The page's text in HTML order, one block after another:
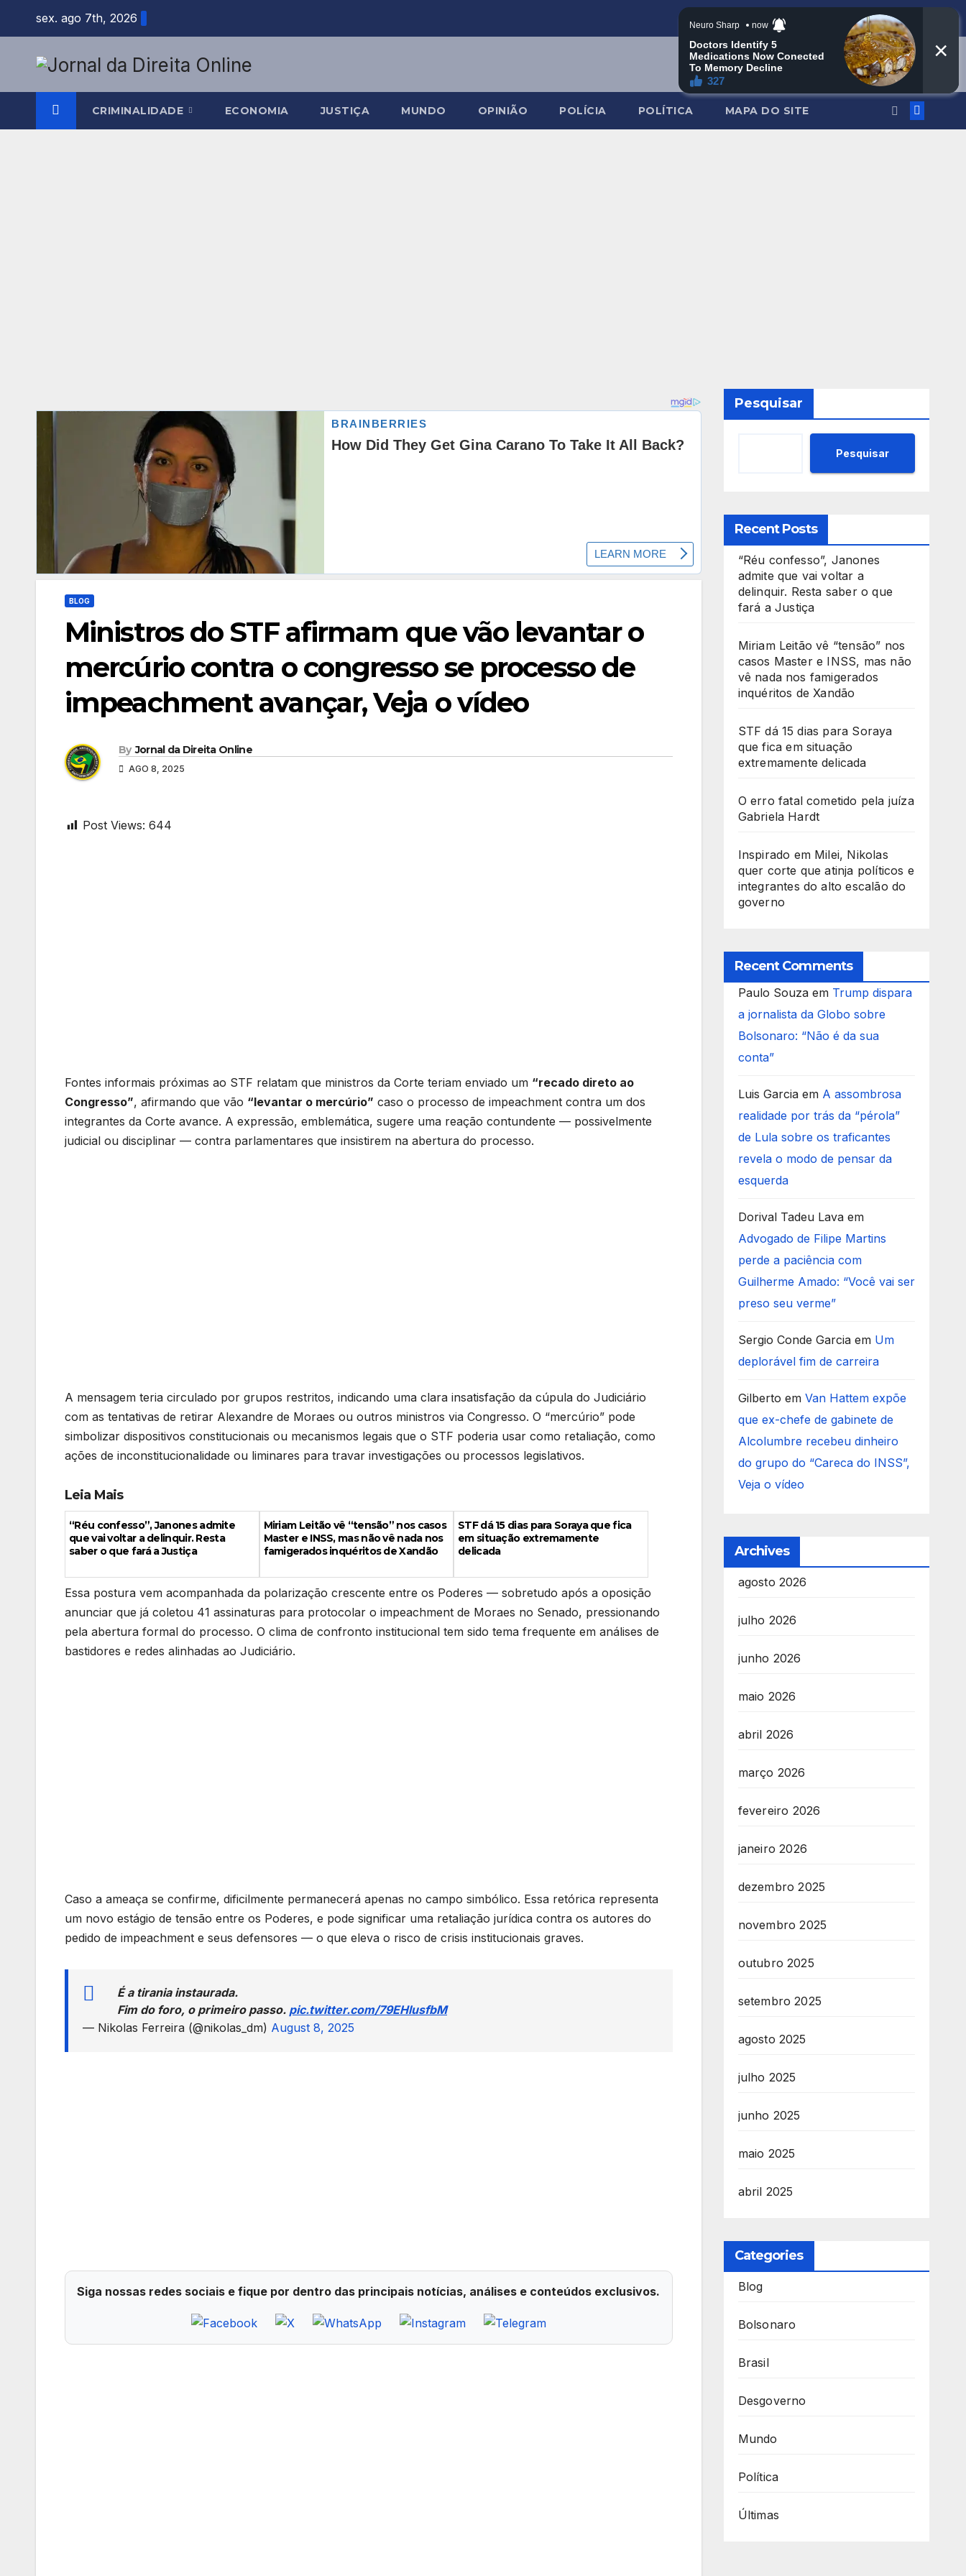
content
sex. ago 7th, 2026
CRIMINALIDADE ECONOMIA JUSTIÇA MUNDO OPINIÃO POLÍCIA POLÍTICA MAPA DO SITE
BLOG
Ministros do STF afirmam que vão levantar o
mercúrio contra o congresso se processo de
impeachment avançar, Veja o vídeo
By Jornal da Direita Online
AGO 8, 2025
Post Views: 644
Fontes informais próximas ao STF relatam que ministros da Corte teriam enviado um “recado direto ao
Congresso”, afirmando que vão “levantar o mercúrio” caso o processo de impeachment contra um dos
integrantes da Corte avance. A expressão, emblemática, sugere uma reação contundente — possivelmente
judicial ou disciplinar — contra parlamentares que insistirem na abertura do processo.
A mensagem teria circulado por grupos restritos, indicando uma clara insatisfação da cúpula do Judiciário
com as tentativas de retirar Alexandre de Moraes ou outros ministros via Congresso. O “mercúrio” pode
simbolizar dispositivos constitucionais ou mecanismos legais que o STF poderia usar como retaliação, como
ações de inconstitucionalidade ou liminares para travar investigações ou processos legislativos.
Leia Mais
“Réu confesso”, Janones admite
que vai voltar a delinquir. Resta
saber o que fará a Justiça
Miriam Leitão vê “tensão” nos casos
Master e INSS, mas não vê nada nos
famigerados inquéritos de Xandão
STF dá 15 dias para Soraya que fica
em situação extremamente
delicada
Essa postura vem acompanhada da polarização crescente entre os Poderes — sobretudo após a oposição
anunciar que já coletou 41 assinaturas para protocolar o impeachment de Moraes no Senado, pressionando
pela abertura formal do processo. O clima de confronto institucional tem sido tema frequente em análises de
bastidores e redes alinhadas ao Judiciário.
Caso a ameaça se confirme, dificilmente permanecerá apenas no campo simbólico. Essa retórica representa
um novo estágio de tensão entre os Poderes, e pode significar uma retaliação jurídica contra os autores do
pedido de impeachment e seus defensores — o que eleva o risco de crisis institucionais graves.
É a tirania instaurada.
Fim do foro, o primeiro passo. pic.twitter.com/79EHlusfbM
— Nikolas Ferreira (@nikolas_dm) August 8, 2025
Siga nossas redes sociais e fique por dentro das principais notícias, análises e conteúdos exclusivos.
Pesquisar
Pesquisar
Recent Posts
“Réu confesso”, Janones
admite que vai voltar a
delinquir. Resta saber o que
fará a Justiça
Miriam Leitão vê “tensão” nos
casos Master e INSS, mas não
vê nada nos famigerados
inquéritos de Xandão
STF dá 15 dias para Soraya
que fica em situação
extremamente delicada
O erro fatal cometido pela juíza
Gabriela Hardt
Inspirado em Milei, Nikolas
quer corte que atinja políticos e
integrantes do alto escalão do
governo
Recent Comments
Paulo Souzaem Trump dispara
a jornalista da Globo sobre
Bolsonaro: “Não é da sua
conta”
Luis Garciaem A assombrosa
realidade por trás da “pérola”
de Lula sobre os traficantes
revela o modo de pensar da
esquerda
Dorival Tadeu Lavaem
Advogado de Filipe Martins
perde a paciência com
Guilherme Amado: “Você vai ser
preso seu verme”
Sergio Conde Garciaem Um
deplorável fim de carreira
Gilberto em Van Hattem expõe
que ex-chefe de gabinete de
Alcolumbre recebeu dinheiro
do grupo do “Careca do INSS”,
Veja o vídeo
Archives
agosto 2026
julho 2026
junho 2026
maio 2026
abril 2026
março 2026
fevereiro 2026
janeiro 2026
dezembro 2025
novembro 2025
outubro 2025
setembro 2025
agosto 2025
julho 2025
junho 2025
maio 2025
abril 2025
Categories
Blog
Bolsonaro
Brasil
Desgoverno
Mundo
Política
Últimas